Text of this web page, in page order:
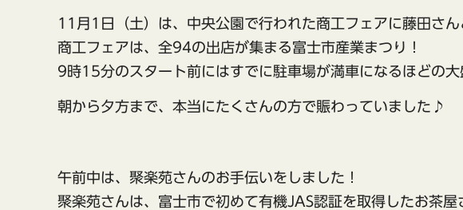
11月1日（土）は、中央公園で行われた商工フェアに藤田さん
商工フェアは、全94の出店が集まる富士市産業まつり！
9時15分のスタート前にはすでに駐車場が満車になるほどの大
朝から夕方まで、本当にたくさんの方で賑わっていました♪
午前中は、聚楽苑さんのお手伝いをしました！
聚楽苑さんは、富士市で初めて有機JAS認証を取得したお茶屋